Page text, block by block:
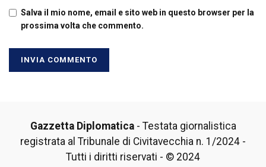
Salva il mio nome, email e sito web in questo browser per la
prossima volta che commento.
Gazzetta Diplomatica- Testata giornalistica
registrata al Tribunale di Civitavecchia n. 1/2024 -
Tutti i diritti riservati - © 2024